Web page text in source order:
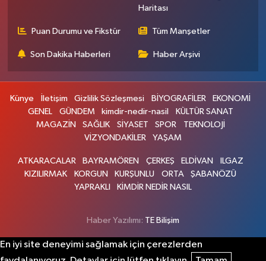
Haritası
Puan Durumu ve Fikstür Tüm Manşetler
Son Dakika Haberleri Haber Arşivi
Künye İletişim Gizlilik Sözleşmesi BİYOGRAFİLER
EKONOMİ
GENEL
GÜNDEM kimdir-nedir-nasil
KÜLTÜR SANAT
MAGAZİN
SAĞLIK SİYASET SPOR
TEKNOLOJİ
VİZYONDAKİLER
YAŞAM
ATKARACALAR BAYRAMÖREN ÇERKEŞ ELDİVAN
ILGAZ
KIZILIRMAK
KORGUN KURŞUNLU ORTA
ŞABANÖZÜ
YAPRAKLI
KİMDİR NEDİR NASIL
Haber Yazılımı: TE Bilişim
En iyi site deneyimi sağlamak için çerezlerden